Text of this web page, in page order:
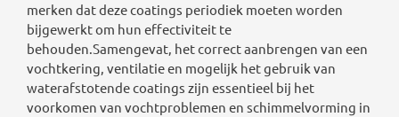
merken dat deze coatings periodiek moeten worden
bijgewerkt om hun effectiviteit te
behouden.Samengevat, het correct aanbrengen van een
vochtkering, ventilatie en mogelijk het gebruik van
waterafstotende coatings zijn essentieel bij het
voorkomen van vochtproblemen en schimmelvorming in